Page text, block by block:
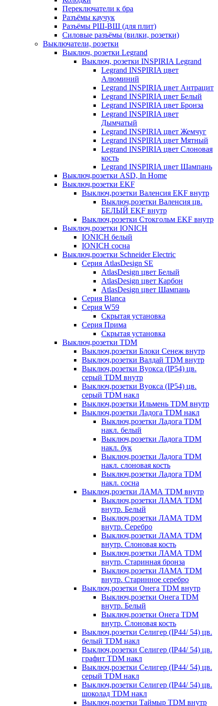
Переключатели к бра
Разъёмы каучук
Разъёмы РШ-ВШ (для плит)
Силовые разъёмы (вилки, розетки)
Выключатели, розетки
Выключ, розетки Legrand
Выключ, розетки INSPIRIA Legrand
Legrand INSPIRIA цвет
Алюминий
Legrand INSPIRIA цвет Антрацит
Legrand INSPIRIA цвет Белый
Legrand INSPIRIA цвет Бронза
Legrand INSPIRIA цвет
Дымчатый
Legrand INSPIRIA цвет Жемчуг
Legrand INSPIRIA цвет Мятный
Legrand INSPIRIA цвет Слоновая
кость
Legrand INSPIRIA цвет Шампань
Выключ,розетки ASD, In Home
Выключ,розетки EKF
Выключ,розетки Валенсия EKF внутр
Выключ,розетки Валенсия цв.
БЕЛЫЙ EKF внутр
Выключ,розетки Стокгольм EKF внутр
Выключ,розетки IONICH
IONICH белый
IONICH сосна
Выключ,розетки Schneider Electric
Серия AtlasDesign SE
AtlasDesign цвет Белый
AtlasDesign цвет Карбон
AtlasDesign цвет Шампань
Серия Blanca
Серия W59
Скрытая установка
Серия Прима
Скрытая установка
Выключ,розетки TDM
Выключ,розетки Блоки Сенеж внутр
Выключ,розетки Валдай TDM внутр
Выключ,розетки Вуокса (IP54) цв.
серый TDM внутр
Выключ,розетки Вуокса (IP54) цв.
серый TDM накл
Выключ,розетки Ильмень TDM внутр
Выключ,розетки Ладога TDM накл
Выключ,розетки Ладога TDM
накл. белый
Выключ,розетки Ладога TDM
накл. бук
Выключ,розетки Ладога TDM
накл. слоновая кость
Выключ,розетки Ладога TDM
накл. сосна
Выключ,розетки ЛАМА TDM внутр
Выключ,розетки ЛАМА TDM
внутр. Белый
Выключ,розетки ЛАМА TDM
внутр. Серебро
Выключ,розетки ЛАМА TDM
внутр. Слоновая кость
Выключ,розетки ЛАМА TDM
внутр. Старинная бронза
Выключ,розетки ЛАМА TDM
внутр. Старинное серебро
Выключ,розетки Онега TDM внутр
Выключ,розетки Онега TDM
внутр. Белый
Выключ,розетки Онега TDM
внутр. Слоновая кость
Выключ,розетки Селигер (IP44/ 54) цв.
белый TDM накл
Выключ,розетки Селигер (IP44/ 54) цв.
графит TDM накл
Выключ,розетки Селигер (IP44/ 54) цв.
серый TDM накл
Выключ,розетки Селигер (IP44/ 54) цв.
шоколад TDM накл
Выключ,розетки Таймыр TDM внутр